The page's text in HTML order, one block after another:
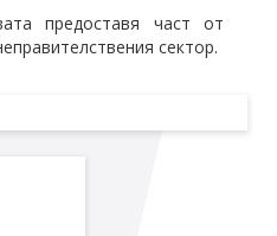
предоставя част от
сектор.